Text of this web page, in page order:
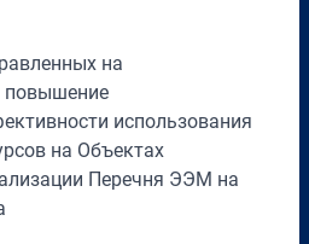
на
повышение
использования
на Объектах
Перечня ЭЭМ на